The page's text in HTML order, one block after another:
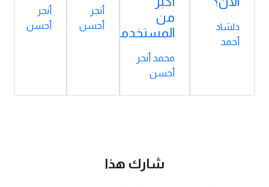
دلشاد
أحمد
من
المستخدمين؟
محمد أنجر
أحسن
أنجر
أحسن
أنجر
أحسن
شارك هذا